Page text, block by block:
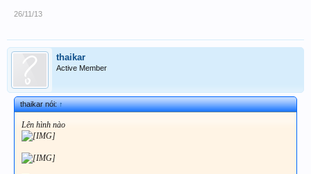
26/11/13
thaikar
Active Member
thaikar nói:↑
Lên hình nào